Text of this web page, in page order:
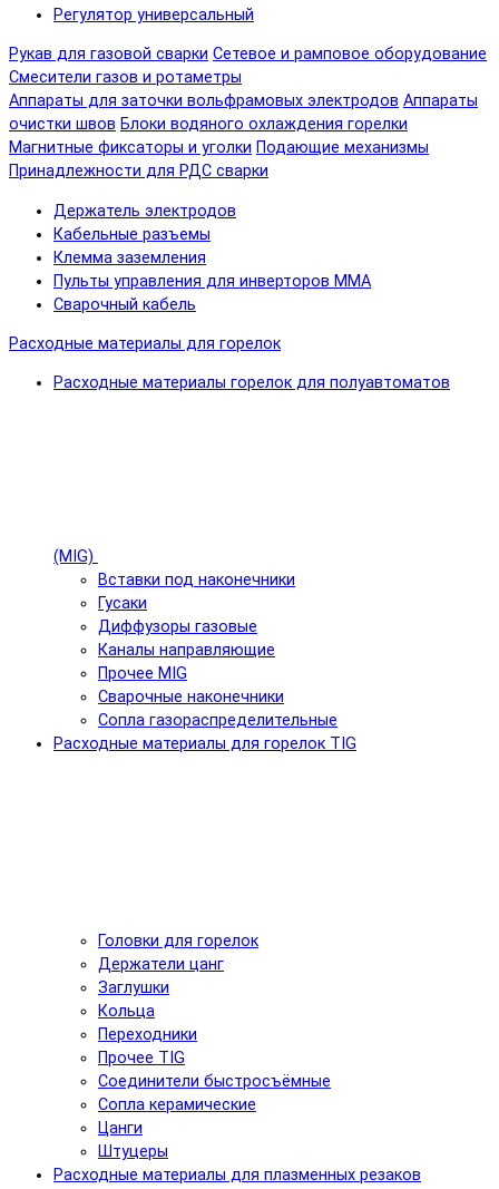
Регулятор универсальный
Рукав для газовой сварки Сетевое и рамповое оборудование
Смесители газов и ротаметры
Аппараты для заточки вольфрамовых электродов Аппараты
очистки швов Блоки водяного охлаждения горелки
Магнитные фиксаторы и уголки Подающие механизмы
Принадлежности для РДС сварки
Держатель электродов
Кабельные разъемы
Клемма заземления
Пульты управления для инверторов MMA
Сварочный кабель
Расходные материалы для горелок
Расходные материалы горелок для полуавтоматов
(MIG)
Вставки под наконечники
Гусаки
Диффузоры газовые
Каналы направляющие
Прочее MIG
Сварочные наконечники
Сопла газораспределительные
Расходные материалы для горелок TIG
Головки для горелок
Держатели цанг
Заглушки
Кольца
Переходники
Прочее TIG
Соединители быстросъёмные
Сопла керамические
Цанги
Штуцеры
Расходные материалы для плазменных резаков